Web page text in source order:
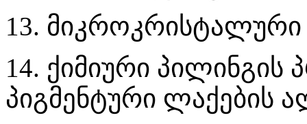
13. მიკროკრისტალური
14. ქიმიური პილინგის
პიგმენტური ლაქების